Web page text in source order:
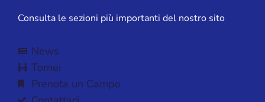
Consulta le sezioni più importanti del nostro sito
News
Tornei
Prenota un Campo